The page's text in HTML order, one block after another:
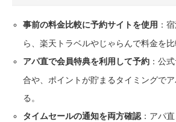
事前の料金比較に予約サイトを使用 ：
ら、楽天トラベルやじゃらんで料金を比
アパ直で会員特典を利用して予約 ：公
合や、ポイントが貯まるタイミングで
る。
タイムセールの通知を両方確認 ：アパ